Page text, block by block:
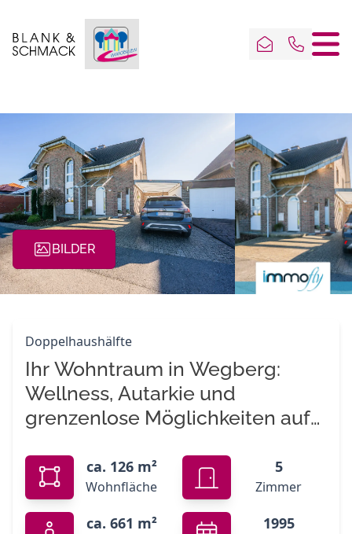
BILDER
Doppelhaushälfte
Ihr Wohntraum in Wegberg:
Wellness, Autarkie und
grenzenlose Möglichkeiten auf
ca. 126 m²
Wohnfläche
5
Zimmer
ca. 661 m² 1995